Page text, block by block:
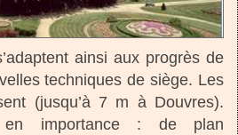
ainsi aux progrès de
techniques de siège. Les
(jusqu’à 7 m à Douvres).
en importance : de plan